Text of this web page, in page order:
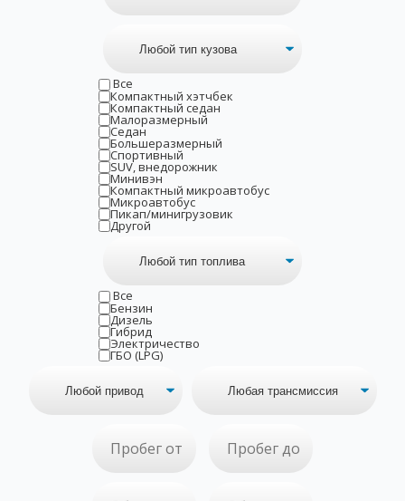
Все
Компактный хэтчбек
Компактный седан
Малоразмерный
Седан
Большеразмерный
Спортивный
SUV, внедорожник
Минивэн
Компактный микроавтобус
Микроавтобус
Пикап/минигрузовик
Другой
Все
Бензин
Дизель
Гибрид
Электричество
ГБО (LPG)